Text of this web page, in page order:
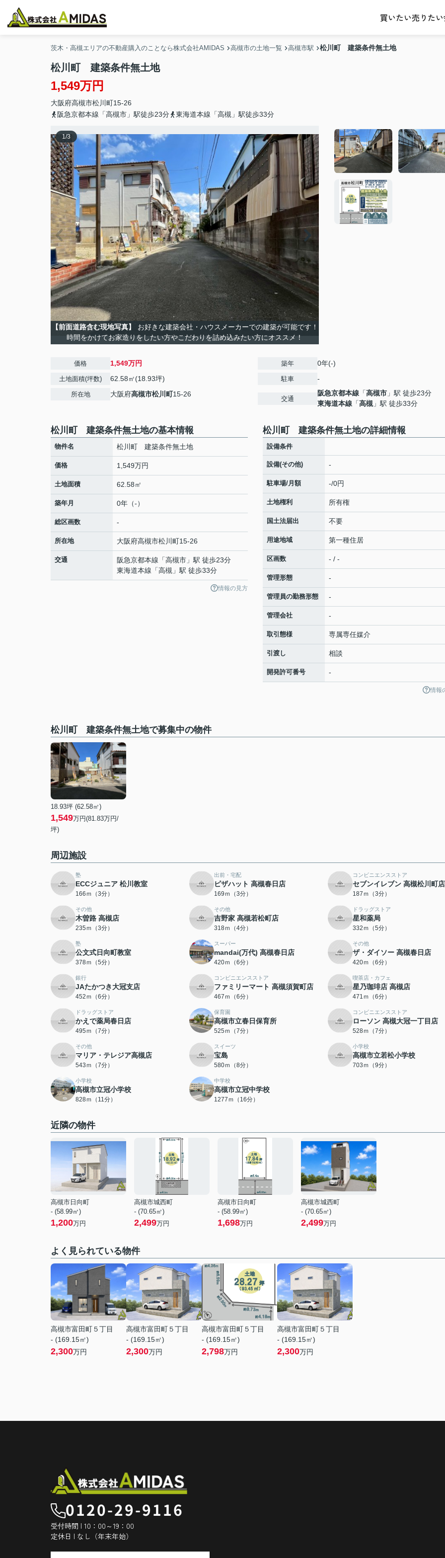
買いたい売りたい
茨木・高槻エリアの不動産購入のことなら株式会社AMIDAS 高槻市の土地一覧 高槻市駅 松川町 建築条件無土地
松川町 建築条件無土地
1,549万円
大阪府高槻市松川町15-26
阪急京都本線「高槻市」駅徒歩23分
東海道本線「高槻」駅徒歩33分
1/3
【前面道路含む現地写真】
お好きな建築会社・ハウスメーカーでの建築が可能です！
時間をかけてお家造りをしたい方やこだわりを詰め込みたい方にオススメ！
価格 1,549万円
土地面積(坪数) 62.58㎡(18.93坪)
所在地 大阪府高槻市松川町15-26
築年 0年(-)
駐車 -
交通
阪急京都本線 「高槻市 」駅 徒歩23分
東海道本線 「高槻 」駅 徒歩33分
松川町 建築条件無土地の基本情報
物件名 松川町 建築条件無土地
価格 1,549万円
土地面積 62.58㎡
築年月 0年（-）
総区画数 -
所在地 大阪府高槻市松川町15-26
交通 阪急京都本線 「高槻市 」駅 徒歩23分
東海道本線 「高槻 」駅 徒歩33分
情報の見方
松川町 建築条件無土地の詳細情報
設備条件
設備(その他) -
駐車場/月額 -/0円
土地権利 所有権
国土法届出 不要
用途地域 第一種住居
区画数 - / -
管理形態 -
管理員の勤務形態 -
管理会社 -
取引態様 専属専任媒介
引渡し 相談
開発許可番号 -
情報
松川町 建築条件無土地で募集中の物件
18.93坪 (62.58㎡)
1,549万円(81.83万円/
坪)
周辺施設
塾
ECCジュニア 松川教室
166ｍ（3分）
出前・宅配
ピザハット 高槻春日店
169ｍ（3分）
コンビニエンスストア
セブンイレブン 高槻松川町店
187ｍ（3分）
その他
木曽路 高槻店
235ｍ（3分）
その他
吉野家 高槻若松町店
318ｍ（4分）
ドラッグストア
星和薬局
332ｍ（5分）
塾
公文式日向町教室
378ｍ（5分）
スーパー
mandai(万代) 高槻春日店
420ｍ（6分）
その他
ザ・ダイソー 高槻春日店
420ｍ（6分）
銀行
JAたかつき大冠支店
452ｍ（6分）
コンビニエンスストア
ファミリーマート 高槻須賀町店
467ｍ（6分）
喫茶店・カフェ
星乃珈琲店 高槻店
471ｍ（6分）
ドラッグストア
かえで薬局春日店
495ｍ（7分）
保育園
高槻市立春日保育所
525ｍ（7分）
コンビニエンスストア
ローソン 高槻大冠一丁目店
528ｍ（7分）
その他
マリア・テレジア高槻店
543ｍ（7分）
スイーツ
宝島
580ｍ（8分）
小学校
高槻市立若松小学校
703ｍ（9分）
小学校
高槻市立冠小学校
828ｍ（11分）
中学校
高槻市立冠中学校
1277ｍ（16分）
近隣の物件
高槻市日向町
- (58.99㎡)
1,200万円
高槻市城西町
- (70.65㎡)
2,499万円
高槻市日向町
- (58.99㎡)
1,698万円
高槻市城西町
- (70.65㎡)
2,499万円
よく見られている物件
高槻市富田町５丁目
- (169.15㎡)
2,300万円
高槻市富田町５丁目
- (169.15㎡)
2,300万円
高槻市富田町５丁目
- (169.15㎡)
2,798万円
高槻市富田町５丁目
- (169.15㎡)
2,300万円
0120-29-9116
受付時間 | 10：00～19：00
定休日 | なし（年末年始）